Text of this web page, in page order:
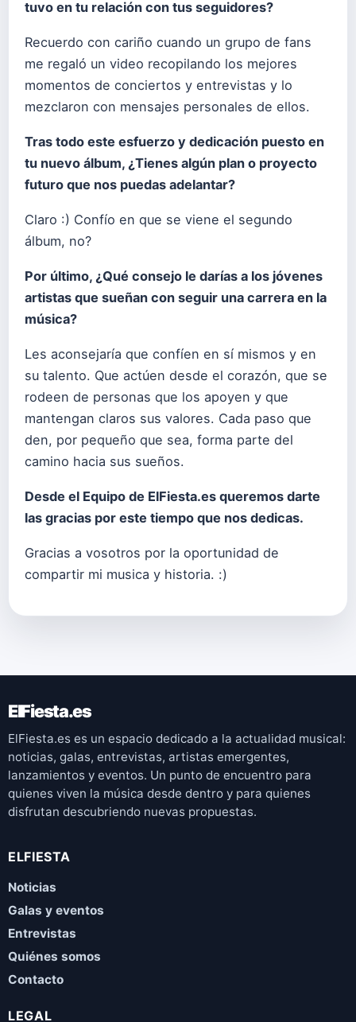
tuvo en tu relación con tus seguidores?
Recuerdo con cariño cuando un grupo de fans
me regaló un video recopilando los mejores
momentos de conciertos y entrevistas y lo
mezclaron con mensajes personales de ellos.
Tras todo este esfuerzo y dedicación puesto en
tu nuevo álbum, ¿Tienes algún plan o proyecto
futuro que nos puedas adelantar?
Claro :) Confío en que se viene el segundo
álbum, no?
Por último, ¿Qué consejo le darías a los jóvenes
artistas que sueñan con seguir una carrera en la
música?
Les aconsejaría que confíen en sí mismos y en
su talento. Que actúen desde el corazón, que se
rodeen de personas que los apoyen y que
mantengan claros sus valores. Cada paso que
den, por pequeño que sea, forma parte del
camino hacia sus sueños.
Desde el Equipo de ElFiesta.es queremos darte
las gracias por este tiempo que nos dedicas.
Gracias a vosotros por la oportunidad de
compartir mi musica y historia. :)
ElFiesta.es
ElFiesta.es es un espacio dedicado a la actualidad musical:
noticias, galas, entrevistas, artistas emergentes,
lanzamientos y eventos. Un punto de encuentro para
quienes viven la música desde dentro y para quienes
disfrutan descubriendo nuevas propuestas.
ELFIESTA
Noticias
Galas y eventos
Entrevistas
Quiénes somos
Contacto
LEGAL